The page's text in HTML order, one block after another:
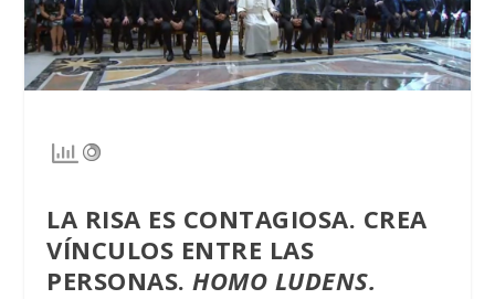
LA RISA ES CONTAGIOSA. CREA
VÍNCULOS ENTRE LAS
PERSONAS.HOMO LUDENS.